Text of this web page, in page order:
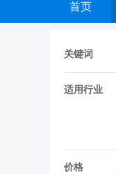
首页
关键词
适用行业
价格